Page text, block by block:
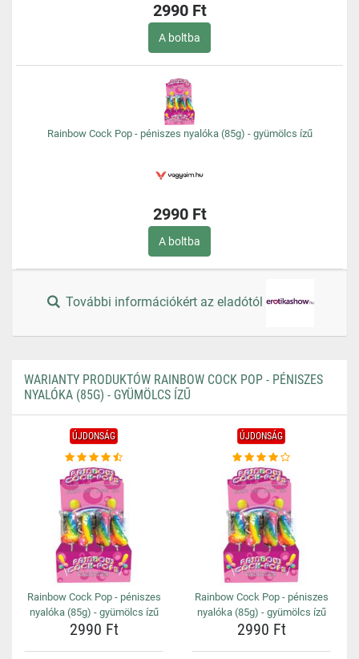
2990 Ft
A boltba
Rainbow Cock Pop - péniszes nyalóka (85g) - gyümölcs ízű
2990 Ft
A boltba
További információkért az eladótól
WARIANTY PRODUKTÓW RAINBOW COCK POP - PÉNISZES
NYALÓKA (85G) - GYÜMÖLCS ÍZŰ
ÚJDONSÁG
Rainbow Cock Pop - péniszes
nyalóka (85g) - gyümölcs ízű
2990 Ft
ÚJDONSÁG
Rainbow Cock Pop - péniszes
nyalóka (85g) - gyümölcs ízű
2990 Ft